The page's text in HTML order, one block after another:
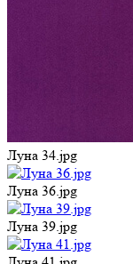
Луна 101.jpg
Луна 102.jpg
В 1 клик